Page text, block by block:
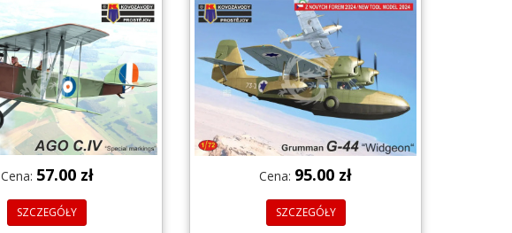
Cena: 57.00 zł
SZCZEGÓŁY
Cena: 95.00 zł
SZCZEGÓŁY